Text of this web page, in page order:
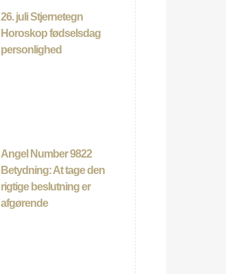
26. juli Stjernetegn
Horoskop fødselsdag
personlighed
Angel Number 9822
Betydning: At tage den
rigtige beslutning er
afgørende